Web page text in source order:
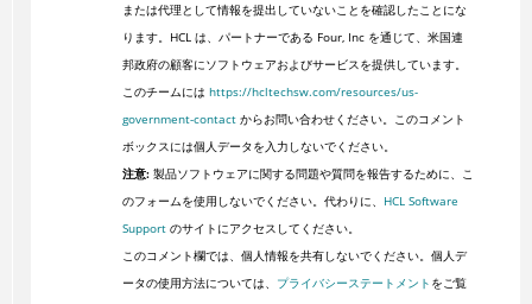
または代理として情報を提出していないことを確認したことにな
ります。HCL は、パートナーである Four, Inc を通じて、米国連
邦政府の顧客にソフトウェアおよびサービスを提供しています。
このチームには https://hcltechsw.com/resources/us-
government-contactからお問い合わせください。このコメント
ボックスには個人データを入力しないでください。
注意:製品ソフトウェアに関する問題や質問を報告するために、こ
のフォームを使用しないでください。代わりに、 HCL Software
Supportのサイトにアクセスしてください。
このコメント欄では、個人情報を共有しないでください。個人デ
ータの使用方法については、 プライバシーステートメント をご覧